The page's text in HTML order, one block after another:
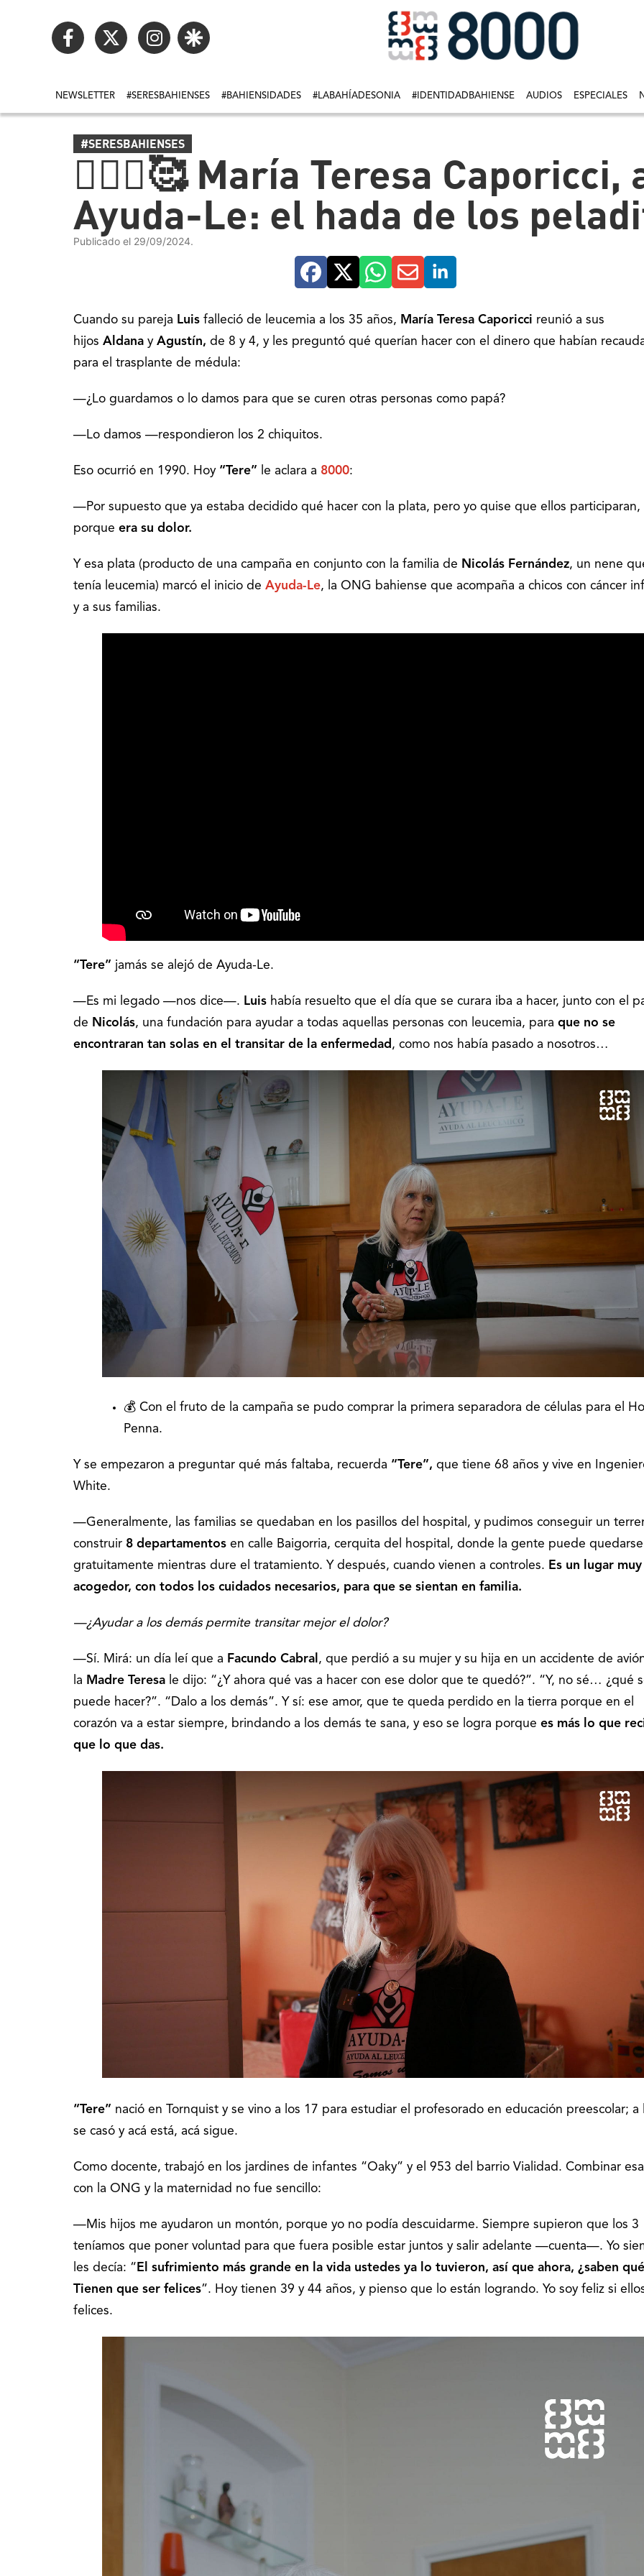
NEWSLETTER #SERESBAHIENSES #BAHIENSIDADES #LABAHÍADESONIA #IDENTIDADBAHIENSE AUDIOS ESPECIALES
#SERESBAHIENSES
🧙🏼‍♀️🥰 María Teresa Caporicci,
Ayuda-Le: el hada de los
Publicado el 29/09/2024.
Cuando su pareja Luis falleció de leucemia a los 35 años, María Teresa Caporicci reunió a sus
hijos Aldana y Agustín, de 8 y 4, y les preguntó qué querían hacer con el dinero que habían
para el trasplante de médula:
—¿Lo guardamos o lo damos para que se curen otras personas como papá?
—Lo damos —respondieron los 2 chiquitos.
Eso ocurrió en 1990. Hoy “Tere” le aclara a 8000:
—Por supuesto que ya estaba decidido qué hacer con la plata, pero yo quise que ellos participaran,
porque era su dolor.
Y esa plata (producto de una campaña en conjunto con la familia de Nicolás Fernández, un nene
tenía leucemia) marcó el inicio de Ayuda-Le, la ONG bahiense que acompaña a chicos con cáncer
y a sus familias.
“Tere” jamás se alejó de Ayuda-Le.
—Es mi legado —nos dice—. Luis había resuelto que el día que se curara iba a hacer, junto con el
de Nicolás, una fundación para ayudar a todas aquellas personas con leucemia, para que no se
encontraran tan solas en el transitar de la enfermedad , como nos había pasado a nosotros…
💰 Con el fruto de la campaña se pudo comprar la primera separadora de células para el
Penna.
Y se empezaron a preguntar qué más faltaba, recuerda “Tere”, que tiene 68 años y vive en
White.
—Generalmente, las familias se quedaban en los pasillos del hospital, y pudimos conseguir un
construir 8 departamentos en calle Baigorria, cerquita del hospital, donde la gente puede quedarse
gratuitamente mientras dure el tratamiento. Y después, cuando vienen a controles. Es un lugar muy
acogedor, con todos los cuidados necesarios, para que se sientan en familia.
—¿Ayudar a los demás permite transitar mejor el dolor?
—Sí. Mirá: un día leí que a Facundo Cabral , que perdió a su mujer y su hija en un accidente de
la Madre Teresa le dijo: “¿Y ahora qué vas a hacer con ese dolor que te quedó?”. “Y, no sé… ¿qué
puede hacer?”. “Dalo a los demás”. Y sí: ese amor, que te queda perdido en la tierra porque en el
corazón va a estar siempre, brindando a los demás te sana, y eso se logra porque es más lo que
que lo que das.
“Tere” nació en Tornquist y se vino a los 17 para estudiar el profesorado en educación preescolar; a
se casó y acá está, acá sigue.
Como docente, trabajó en los jardines de infantes “Oaky” y el 953 del barrio Vialidad. Combinar
con la ONG y la maternidad no fue sencillo:
—Mis hijos me ayudaron un montón, porque yo no podía descuidarme. Siempre supieron que los 3
teníamos que poner voluntad para que fuera posible estar juntos y salir adelante —cuenta—. Yo
les decía: “ El sufrimiento más grande en la vida ustedes ya lo tuvieron, así que ahora, ¿saben
Tienen que ser felices”. Hoy tienen 39 y 44 años, y pienso que lo están logrando. Yo soy feliz si
felices.